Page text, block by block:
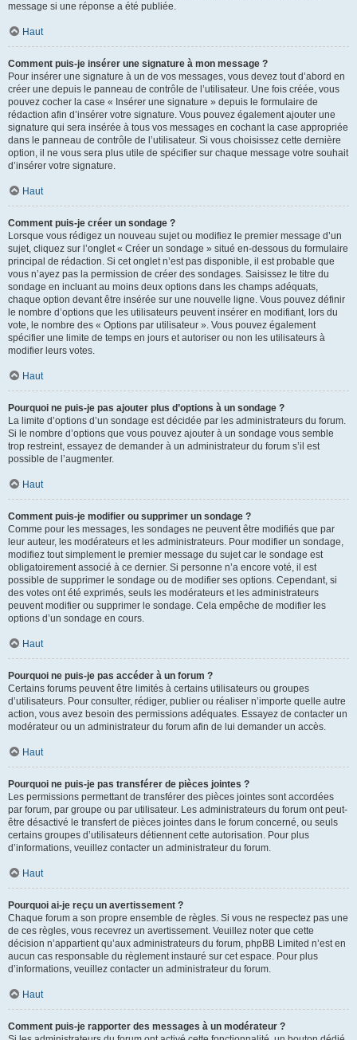
message si une réponse a été publiée.
Haut
Comment puis-je insérer une signature à mon message ?
Pour insérer une signature à un de vos messages, vous devez tout d’abord en
créer une depuis le panneau de contrôle de l’utilisateur. Une fois créée, vous
pouvez cocher la case « Insérer une signature » depuis le formulaire de
rédaction afin d’insérer votre signature. Vous pouvez également ajouter une
signature qui sera insérée à tous vos messages en cochant la case appropriée
dans le panneau de contrôle de l’utilisateur. Si vous choisissez cette dernière
option, il ne vous sera plus utile de spécifier sur chaque message votre souhait
d’insérer votre signature.
Haut
Comment puis-je créer un sondage ?
Lorsque vous rédigez un nouveau sujet ou modifiez le premier message d’un
sujet, cliquez sur l’onglet « Créer un sondage » situé en-dessous du formulaire
principal de rédaction. Si cet onglet n’est pas disponible, il est probable que
vous n’ayez pas la permission de créer des sondages. Saisissez le titre du
sondage en incluant au moins deux options dans les champs adéquats,
chaque option devant être insérée sur une nouvelle ligne. Vous pouvez définir
le nombre d’options que les utilisateurs peuvent insérer en modifiant, lors du
vote, le nombre des « Options par utilisateur ». Vous pouvez également
spécifier une limite de temps en jours et autoriser ou non les utilisateurs à
modifier leurs votes.
Haut
Pourquoi ne puis-je pas ajouter plus d’options à un sondage ?
La limite d’options d’un sondage est décidée par les administrateurs du forum.
Si le nombre d’options que vous pouvez ajouter à un sondage vous semble
trop restreint, essayez de demander à un administrateur du forum s’il est
possible de l’augmenter.
Haut
Comment puis-je modifier ou supprimer un sondage ?
Comme pour les messages, les sondages ne peuvent être modifiés que par
leur auteur, les modérateurs et les administrateurs. Pour modifier un sondage,
modifiez tout simplement le premier message du sujet car le sondage est
obligatoirement associé à ce dernier. Si personne n’a encore voté, il est
possible de supprimer le sondage ou de modifier ses options. Cependant, si
des votes ont été exprimés, seuls les modérateurs et les administrateurs
peuvent modifier ou supprimer le sondage. Cela empêche de modifier les
options d’un sondage en cours.
Haut
Pourquoi ne puis-je pas accéder à un forum ?
Certains forums peuvent être limités à certains utilisateurs ou groupes
d’utilisateurs. Pour consulter, rédiger, publier ou réaliser n’importe quelle autre
action, vous avez besoin des permissions adéquates. Essayez de contacter un
modérateur ou un administrateur du forum afin de lui demander un accès.
Haut
Pourquoi ne puis-je pas transférer de pièces jointes ?
Les permissions permettant de transférer des pièces jointes sont accordées
par forum, par groupe ou par utilisateur. Les administrateurs du forum ont peut-
être désactivé le transfert de pièces jointes dans le forum concerné, ou seuls
certains groupes d’utilisateurs détiennent cette autorisation. Pour plus
d’informations, veuillez contacter un administrateur du forum.
Haut
Pourquoi ai-je reçu un avertissement ?
Chaque forum a son propre ensemble de règles. Si vous ne respectez pas une
de ces règles, vous recevrez un avertissement. Veuillez noter que cette
décision n’appartient qu’aux administrateurs du forum, phpBB Limited n’est en
aucun cas responsable du règlement instauré sur cet espace. Pour plus
d’informations, veuillez contacter un administrateur du forum.
Haut
Comment puis-je rapporter des messages à un modérateur ?